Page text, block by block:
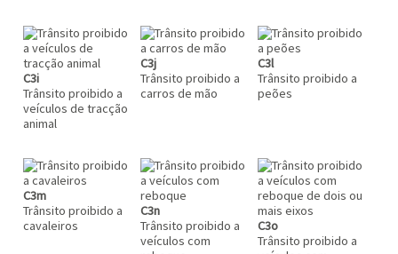
C3i
Trânsito proibido a
veículos de tracção
animal
C3j
Trânsito proibido a
carros de mão
C3l
Trânsito proibido a
peões
C3m
Trânsito proibido a
cavaleiros
C3n
Trânsito proibido a
veículos com
C3o
Trânsito proibido a